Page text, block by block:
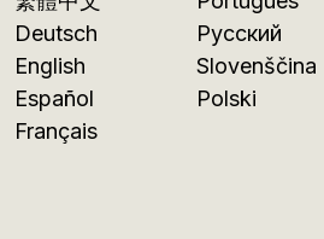
Deutsch
English
Español
Français
Русский
Slovenščina
Polski